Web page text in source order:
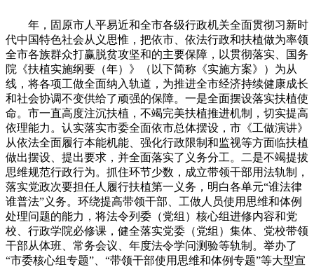
年，固原市人平易近和全市各级行政机关全面贯彻习新时
代中国特色社会从义思惟，把依市、依法行政和扶植做为率领
全市各族群众打赢脱贫攻坚和的主要保障，以贯彻落实、国务
院《扶植实施纲要（年）》（以下简称《实施方案》）为从
线，将各项工做全面纳入轨道，为推进全市经济持续健康成长
和社会协调不变供给了顽强的保障。一是全面摆设落实扶植使
命。市一直高度注沉扶植，不竭完美扶植推进机制，切实提高
依理能力。认实落实市委全面依市总体摆设，市《工做演讲》
从依法全面履行本能机能、强化行政限制和监视等方面临扶植
做出摆设、提出要求，并全面落实了义务分工。二是不竭提拔
思维规范行政行为。抓住环节少数，成立带领干部用法轨制，
落实党政次要担任人履行扶植第一义务，明白各单元“谁法律
谁普法”义务。环绕提高带领干部、工做人员使用思维和体例
处理问题的能力，将法令列委（党组）核心组进修内容和党
校、行政学院必修课，健全落实党委（党组）集体、党校带领
干部从体班、常务会议、年度法令学问测验等轨制。举办了
“市委核心组专题”、“带领干部使用思维和体例专题”等大型宣